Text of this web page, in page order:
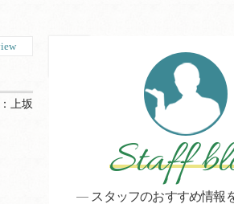
上坂
Staff
スタッフのおすすめ情報